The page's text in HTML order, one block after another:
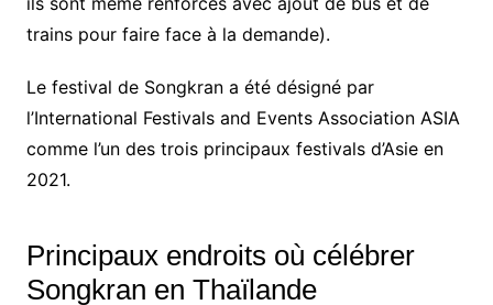
trains pour faire face à la demande).
Le festival de Songkran a été désigné par
l’International Festivals and Events Association ASIA
comme l’un des trois principaux festivals d’Asie en
2021.
Principaux endroits où célébrer
Songkran en Thaïlande